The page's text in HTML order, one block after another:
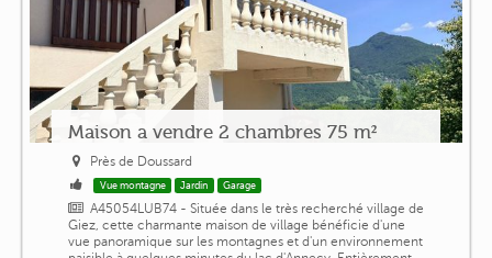
Maison a vendre 2 chambres 75 m²
Près de Doussard
Vue montagne Jardin Garage
A45054LUB74 - Située dans le très recherché village de
Giez, cette charmante maison de village bénéficie d'une
vue panoramique sur les montagnes et d'un environnement